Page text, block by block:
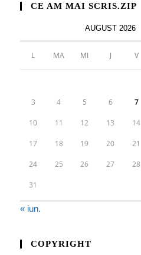
CE AM MAI SCRIS.ZIP
AUGUST 2026
L MA MI J V
3 4 5 6 7
10 11 12 13 14
17 18 19 20 21
24 25 26 27 28
31
« iun.
COPYRIGHT